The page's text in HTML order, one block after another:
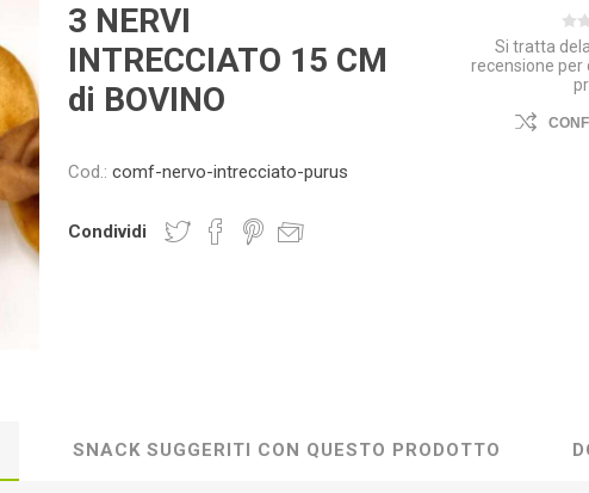
3 NERVI
INTRECCIATO 15 CM
di BOVINO
Si tratta
recensione per
Cod.: comf-nervo-intrecciato-purus
Condividi
SNACK SUGGERITI CON QUESTO PRODOTTO